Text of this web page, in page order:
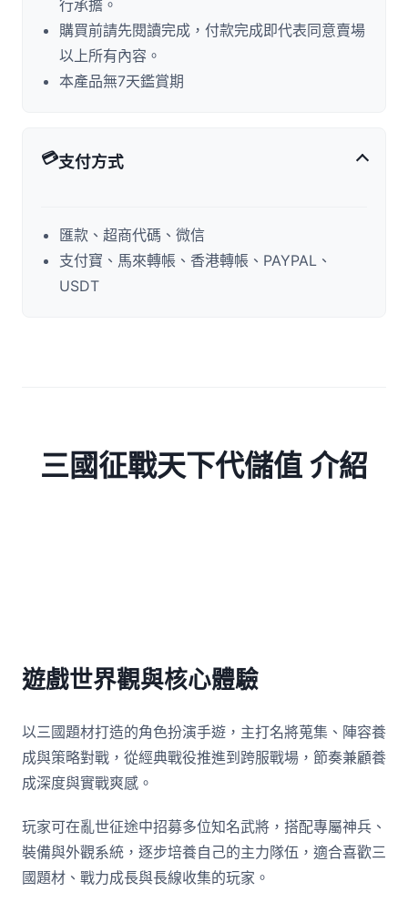
行承擔。
購買前請先閱讀完成，付款完成即代表同意賣場
以上所有內容。
本產品無7天鑑賞期
💳支付方式
匯款、超商代碼、微信
支付寶、馬來轉帳、香港轉帳、PAYPAL、
USDT
三國征戰天下代儲值 介紹
遊戲世界觀與核心體驗
以三國題材打造的角色扮演手遊，主打名將蒐集、陣容養
成與策略對戰，從經典戰役推進到跨服戰場，節奏兼顧養
成深度與實戰爽感。
玩家可在亂世征途中招募多位知名武將，搭配專屬神兵、
裝備與外觀系統，逐步培養自己的主力隊伍，適合喜歡三
國題材、戰力成長與長線收集的玩家。